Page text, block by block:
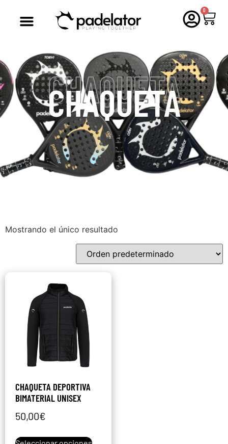
0
CHAQUETA
CHAQUETA
Mostrando el único resultado
CHAQUETA DEPORTIVA
BIMATERIAL UNISEX
50,00€